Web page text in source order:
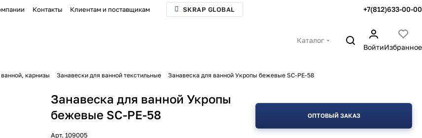
Контакты Клиентам и поставщикам SKRAP GLOBAL +7(812)633-00-00
Каталог
ВойтиИзбранное
карнизы Занавески для ванной текстильные Занавеска для ванной Укропы бежевые SC-PE-58
Занавеска для ванной Укропы
бежевые SC-PE-58
Арт.109005
ОПТОВЫЙ ЗАКАЗ